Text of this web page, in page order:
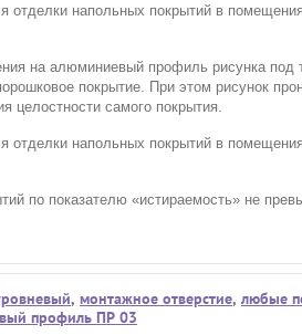
отделки напольных покрытий в
на алюминиевый профиль рисунка
покрытие. При этом рисунок
целостности самого покрытия.
отделки напольных покрытий в
по показателю «истираемость» не
, монтажное отверстие, любые
профиль ПР 03